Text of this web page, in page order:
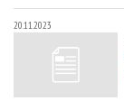
20.11.2023